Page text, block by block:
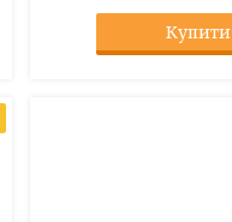
Купити